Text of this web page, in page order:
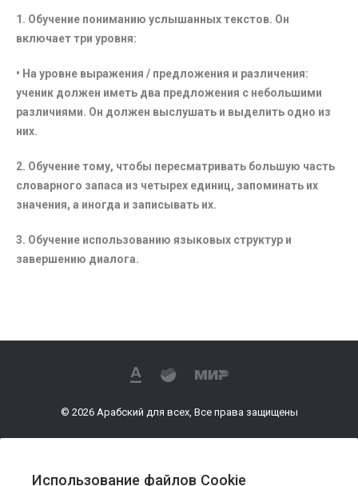
Использование файлов Cookie
1. Обучение пониманию услышанных текстов. Он
включает три уровня:
• На уровне выражения / предложения и различения:
ученик должен иметь два предложения с небольшими
различиями. Он должен выслушать и выделить одно из
них.
2. Обучение тому, чтобы пересматривать большую часть
словарного запаса из четырех единиц, запоминать их
значения, а иногда и записывать их.
3. Обучение использованию языковых структур и
завершению диалога.
© 2026 Арабский для всех, Все права защищены